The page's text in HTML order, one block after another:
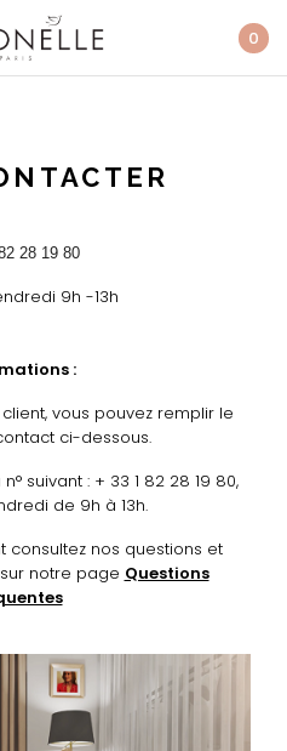
0
28 19 80
9h -13h
:
vous pouvez remplir le
ci-dessous.
suivant : + 33 1 82 28 19 80,
de 9h à 13h.
consultez nos questions et
notre page Questions